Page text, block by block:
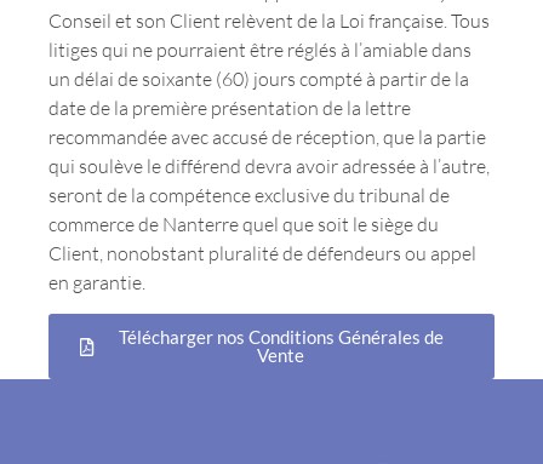
Conseil et son Client relèvent de la Loi française. Tous
litiges qui ne pourraient être réglés à l’amiable dans
un délai de soixante (60) jours compté à partir de la
date de la première présentation de la lettre
recommandée avec accusé de réception, que la partie
qui soulève le différend devra avoir adressée à l’autre,
seront de la compétence exclusive du tribunal de
commerce de Nanterre quel que soit le siège du
Client, nonobstant pluralité de défendeurs ou appel
en garantie.
Télécharger nos Conditions Générales de
Vente